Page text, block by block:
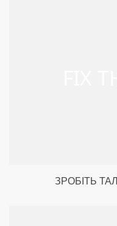
ЗРОБІТЬ